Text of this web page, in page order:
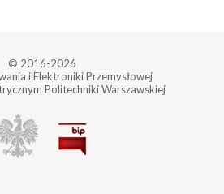
© 2016-2026
i Elektroniki Przemysłowej
Politechniki Warszawskiej